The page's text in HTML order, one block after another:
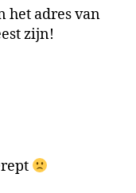
het adres van
zijn!